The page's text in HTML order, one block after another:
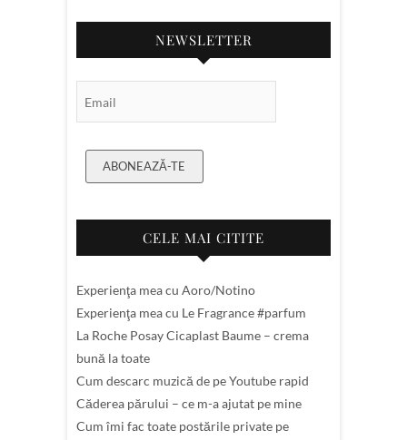
NEWSLETTER
ABONEAZĂ-TE
CELE MAI CITITE
Experienţa mea cu Aoro/Notino
Experienţa mea cu Le Fragrance #parfum
La Roche Posay Cicaplast Baume – crema
bună la toate
Cum descarc muzică de pe Youtube rapid
Căderea părului – ce m-a ajutat pe mine
Cum îmi fac toate postările private pe